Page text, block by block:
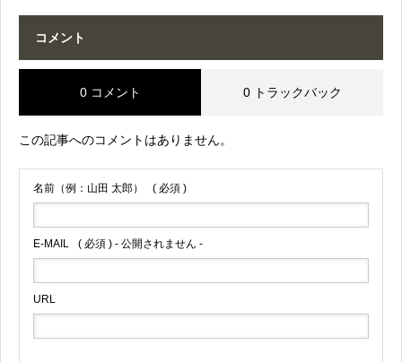
コメント
0 コメント 0 トラックバック
この記事へのコメントはありません。
名前（例：山田 太郎） ( 必須 )
E-MAIL ( 必須 ) - 公開されません -
URL